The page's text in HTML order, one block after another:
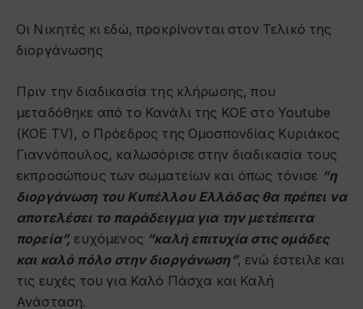
Οι Νικητές κι εδώ, προκρίνονται στον Τελικό της
διοργάνωσης
Πριν την διαδικασία της κλήρωσης, που
μεταδόθηκε από το Κανάλι της ΚΟΕ στο Youtube
(KOE TV), ο Πρόεδρος της Ομοσπονδίας Κυριάκος
Γιαννόπουλος, καλωσόρισε στην διαδικασία τους
εκπροσώπους των σωματείων και όπως τόνισε “η
διοργάνωση του Κυπέλλου Ελλάδας θα πρέπει να
αποτελέσει το παράδειγμα για την μετέπειτα
πορεία”, ευχόμενος “καλή επιτυχία στις ομάδες
και καλό πόλο στην διοργάνωση”, ενώ έστειλε και
τις ευχές του για Καλό Πάσχα και Καλή
Ανάσταση.